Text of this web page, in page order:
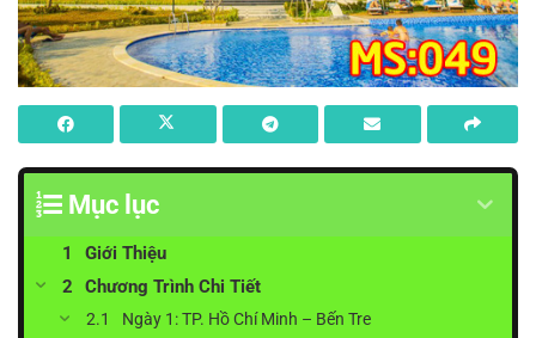
Mục lục
Giới Thiệu
Chương Trình Chi Tiết
Ngày 1: TP. Hồ Chí Minh – Bến Tre